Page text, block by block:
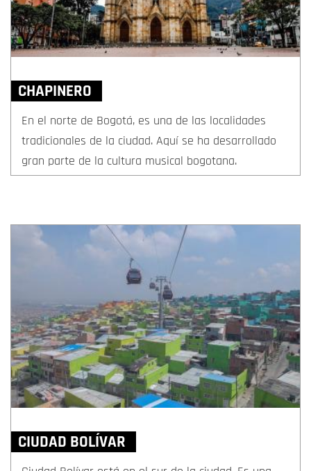
CHAPINERO
En el norte de Bogotá, es una de las localidades
tradicionales de la ciudad. Aquí se ha desarrollado
gran parte de la cultura musical bogotana.
CIUDAD BOLÍVAR